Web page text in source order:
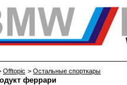
Offtopic > Остальные спорткары
феррари